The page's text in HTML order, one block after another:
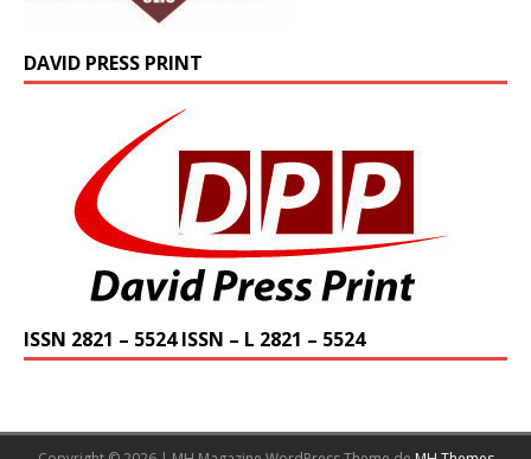
DAVID PRESS PRINT
ISSN 2821 – 5524 ISSN – L 2821 – 5524